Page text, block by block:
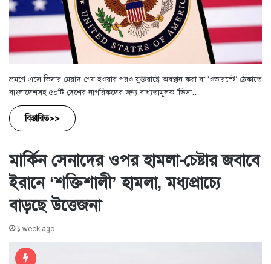
ভ্রমণে এসে ভিসার মেয়াদ শেষ হওয়ার পরও যুক্তরাষ্ট্রে অবস্থান করা বা ‘ওভারস্টে’ ঠেকাতে
বাংলাদেশসহ ৫০টি দেশের নাগরিকদের জন্য বাধ্যতামূলক ‘ভিসা…
বিস্তারিত>>
মার্কিন সেনাদের ওপর হামলা-চেষ্টার জবাবে
ইরানে ‘শক্তিশালী’ হামলা, মধ্যপ্রাচ্যে
বাড়ছে উত্তেজনা
১ week ago